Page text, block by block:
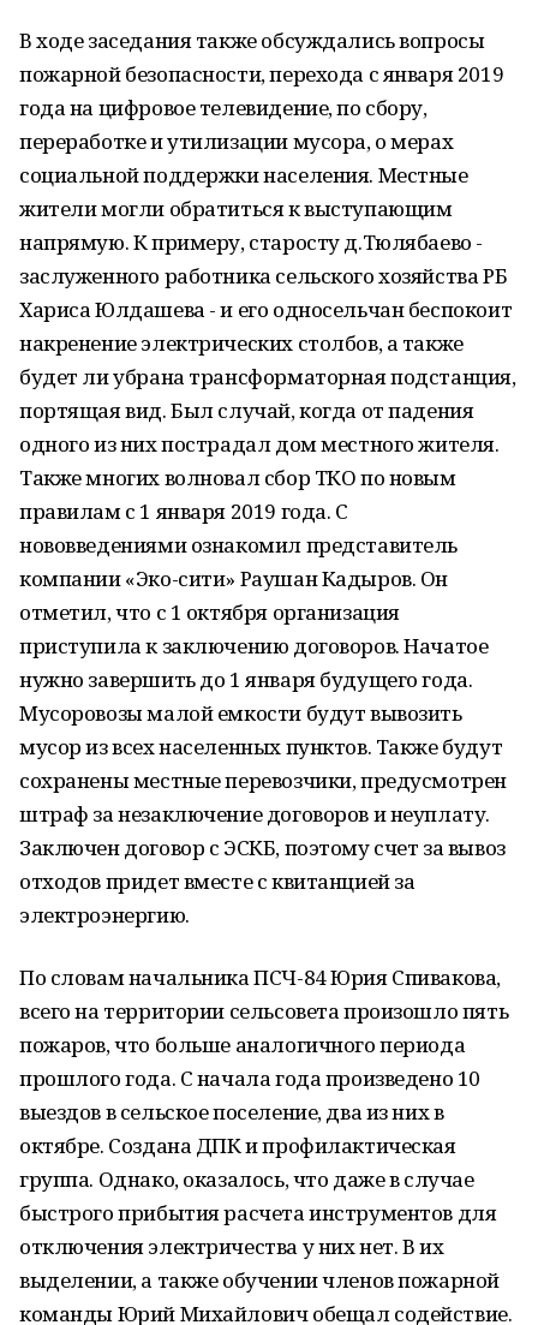
В ходе заседания также обсуждались вопросы
пожарной безопасности, перехода с января 2019
года на цифровое телевидение, по сбору,
переработке и утилизации мусора, о мерах
социальной поддержки населения. Местные
жители могли обратиться к выступающим
напрямую. К примеру, старосту д.Тюлябаево -
заслуженного работника сельского хозяйства РБ
Хариса Юлдашева - и его односельчан беспокоит
накренение электрических столбов, а также
будет ли убрана трансформаторная подстанция,
портящая вид. Был случай, когда от падения
одного из них пострадал дом местного жителя.
Также многих волновал сбор ТКО по новым
правилам с 1 января 2019 года. С
нововведениями ознакомил представитель
компании «Эко-сити» Раушан Кадыров. Он
отметил, что с 1 октября организация
приступила к заключению договоров. Начатое
нужно завершить до 1 января будущего года.
Мусоровозы малой емкости будут вывозить
мусор из всех населенных пунктов. Также будут
сохранены местные перевозчики, предусмотрен
штраф за незаключение договоров и неуплату.
Заключен договор с ЭСКБ, поэтому счет за вывоз
отходов придет вместе с квитанцией за
электроэнергию.
По словам начальника ПСЧ-84 Юрия Спивакова,
всего на территории сельсовета произошло пять
пожаров, что больше аналогичного периода
прошлого года. С начала года произведено 10
выездов в сельское поселение, два из них в
октябре. Создана ДПК и профилактическая
группа. Однако, оказалось, что даже в случае
быстрого прибытия расчета инструментов для
отключения электричества у них нет. В их
выделении, а также обучении членов пожарной
команды Юрий Михайлович обещал содействие.